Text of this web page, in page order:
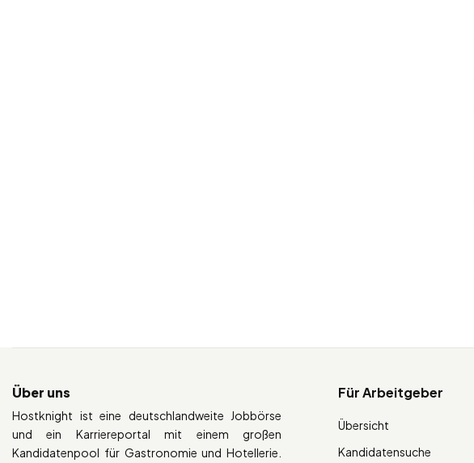
Über uns
Hostknight ist eine deutschlandweite Jobbörse
und ein Karriereportal mit einem großen
Kandidatenpool für Gastronomie und Hotellerie.
Für Arbeitgeber
Übersicht
Kandidatensuche